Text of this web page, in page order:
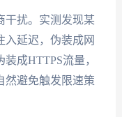
干扰。实测发现某
入延迟，伪装成网
成HTTPS流量，
然避免触发限速策